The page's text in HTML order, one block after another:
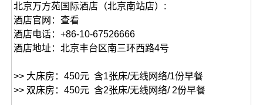
北京万方苑国际酒店（北京南站店）:
酒店官网：查看
酒店电话：+86-10-67526666
酒店地址：北京丰台区南三环西路4号
>> 大床房：450元 含1张床/无线网络/1份早餐
>> 双床房：450元 含2张床/无线网络/ 2份早餐